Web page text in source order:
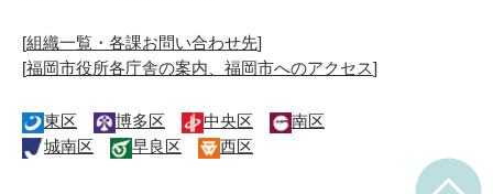
[組織一覧・各課お問い合わせ先]
[福岡市役所各庁舎の案内、福岡市へのアクセス]
東区 博多区 中央区
南区
城南区
早良区 西区